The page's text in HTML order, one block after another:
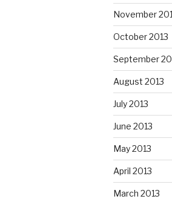
November
October 2013
September
August 2013
July 2013
June 2013
May 2013
April 2013
March 2013